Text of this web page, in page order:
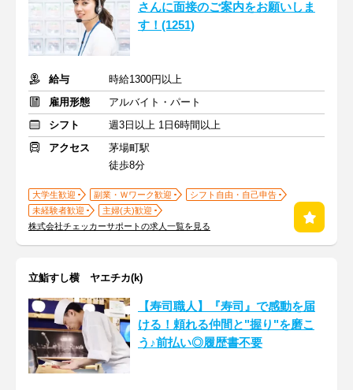
さんに面接のご案内をお願いしま
す！(1251)
給与
時給1300円以上
雇用形態
アルバイト・パート
シフト
週3日以上 1日6時間以上
アクセス
茅場町駅
徒歩8分
大学生歓迎 副業・Ｗワーク歓迎
シフト自由・自己申告
未経験者歓迎
主婦(夫)歓迎
株式会社チェッカーサポートの求人一覧を見る
立鮨すし横 ヤエチカ(k)
【寿司職人】『寿司』で感動を届
ける！頼れる仲間と"握り"を磨こ
う♪前払い◎履歴書不要